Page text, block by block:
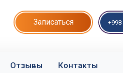
Записаться +998
Отзывы Контакты